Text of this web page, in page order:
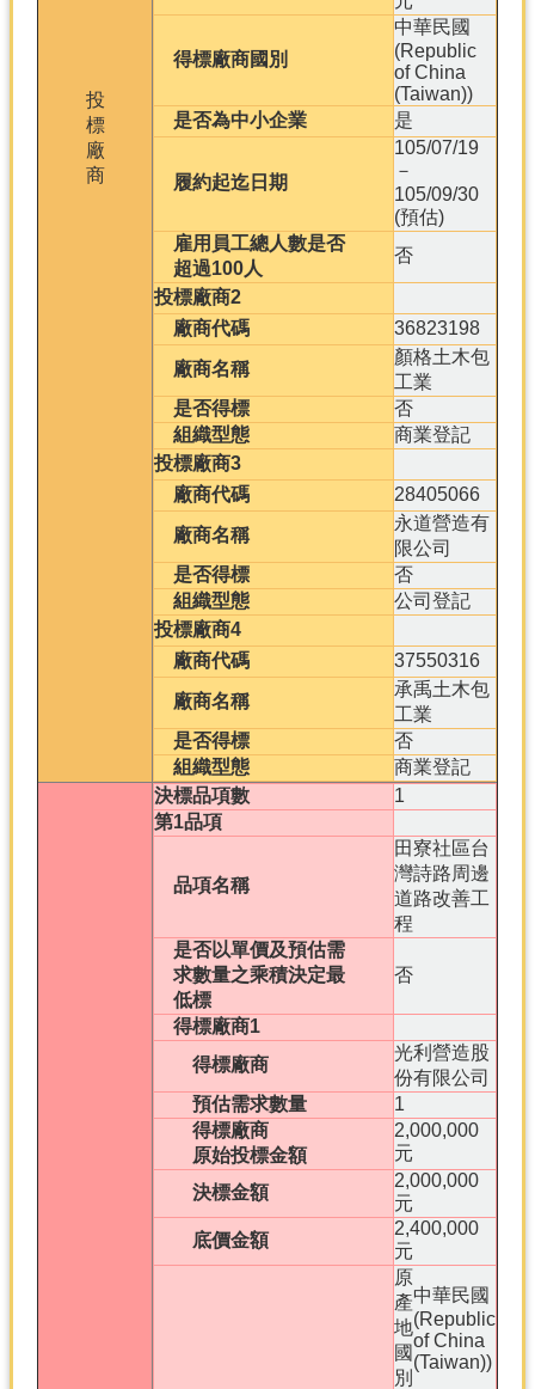
投
標
廠
商
得標廠商國別
中華民國
(Republic
of China
(Taiwan))
是否為中小企業
是
履約起迄日期
105/07/19
－
105/09/30
(預估)
雇用員工總人數是否
超過100人
否
投標廠商2
廠商代碼
36823198
廠商名稱
顏格土木包
工業
是否得標
否
組織型態
商業登記
投標廠商3
廠商代碼
28405066
廠商名稱
永道營造有
限公司
是否得標
否
組織型態
公司登記
投標廠商4
廠商代碼
37550316
廠商名稱
承禹土木包
工業
是否得標
否
組織型態
商業登記
決標品項數
1
第1品項
品項名稱
田寮社區台
灣詩路周邊
道路改善工
程
是否以單價及預估需
求數量之乘積決定最
低標
否
得標廠商1
得標廠商
光利營造股
份有限公司
預估需求數量
1
得標廠商
原始投標金額
2,000,000
元
決標金額
2,000,000
元
底價金額
2,400,000
元
原
產
地
國
別
中華民國
(Republic
of China
(Taiwan))